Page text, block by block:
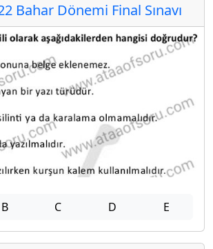
Bahar Dönemi Final Sınavı
B C D E